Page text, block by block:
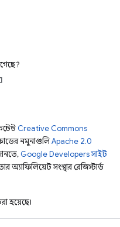
Creative Commons
নমুনাগুলিApache 2.0
Google Developers সাইট
সংস্থার রেজিস্টার্ড
হয়েছে।